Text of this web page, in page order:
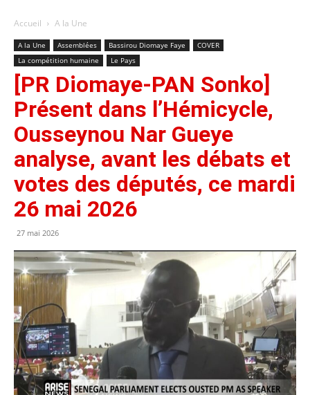
Accueil A la Une
A la Une Assemblées Bassirou Diomaye Faye
COVER
La compétition humaine
Le Pays
[PR Diomaye-PAN Sonko]
Présent dans l’Hémicycle,
Ousseynou Nar Gueye
analyse, avant les débats et
votes des députés, ce mardi
26 mai 2026
27 mai 2026